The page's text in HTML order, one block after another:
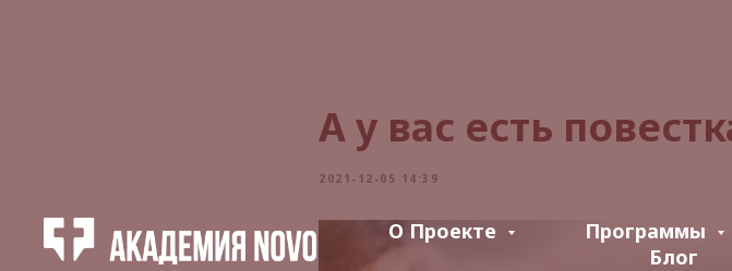
О Проекте Программы
Блог
А у вас есть
2021-12-05 14:39